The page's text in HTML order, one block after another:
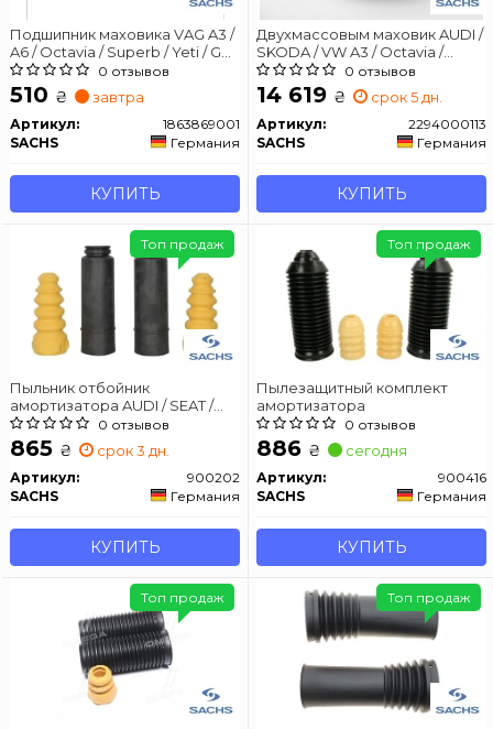
Подшипник маховика VAG A3 /
A6 / Octavia / Superb / Yeti / Golf
/ Passat / Polo / Transporter 1,3-
1,9 80 -
0 отзывов
510 ₴ завтра
Артикул:
1863869001
SACHS
Германия
КУПИТЬ
Двухмассовым маховик AUDI /
SKODA / VW A3 / Octavia /
Superb / Caddy / Golf / Jetta /
Passat 2,0 03 -
0 отзывов
14 619 ₴ срок 5 дн.
Артикул:
2294000113
SACHS
Германия
КУПИТЬ
Пыльник отбойник
амортизатора AUDI / SEAT /
SKODA / VW Q3 / Alhambra /
Superb / Golf / Passat / Tiguan
задняя сторона 05 -
0 отзывов
865 ₴ срок 3 дн.
Артикул:
900202
SACHS
Германия
КУПИТЬ
Топ продаж
Пылезащитный комплект
амортизатора
0 отзывов
886 ₴ сегодня
Артикул:
900416
SACHS
Германия
КУПИТЬ
Топ продаж
Топ продаж Топ продаж